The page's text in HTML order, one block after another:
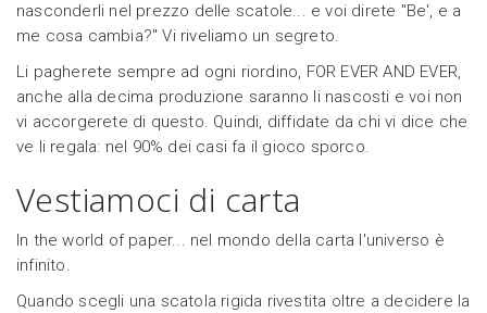
nasconderli nel prezzo delle scatole... e voi direte "Be', e a
me cosa cambia?" Vi riveliamo un segreto.
Li pagherete sempre ad ogni riordino, FOR EVER AND EVER,
anche alla decima produzione saranno li nascosti e voi non
vi accorgerete di questo. Quindi, diffidate da chi vi dice che
ve li regala: nel 90% dei casi fa il gioco sporco.
Vestiamoci di carta
In the world of paper... nel mondo della carta l'universo è
infinito.
Quando scegli una scatola rigida rivestita oltre a decidere la